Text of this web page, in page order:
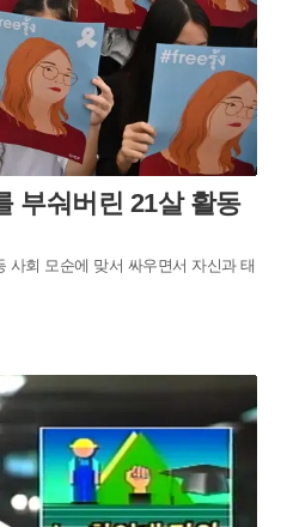
부숴버린 21살 활동
사회 모순에 맞서 싸우면서 자신과 태